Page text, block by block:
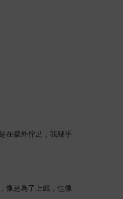
在牆外佇足，我幾乎
像是為了上戲，也像